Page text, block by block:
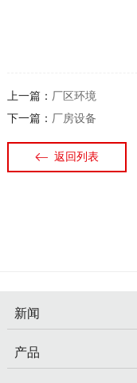
上一篇： 厂区环境
下一篇： 厂房设备
返回列表
新闻
产品